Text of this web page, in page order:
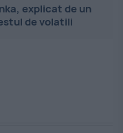
explicat de un
de volatili